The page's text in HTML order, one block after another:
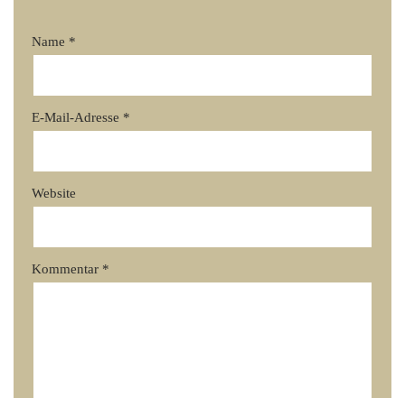
Name *
E-Mail-Adresse *
Website
Kommentar *